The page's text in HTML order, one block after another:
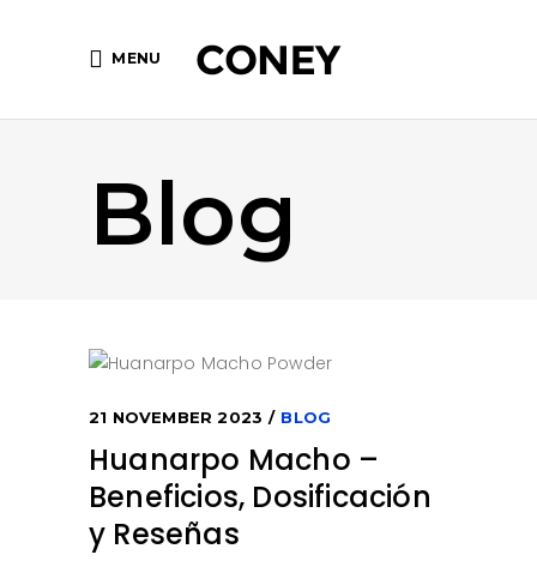
MENU
Blog
21 NOVEMBER 2023 BLOG
Huanarpo Macho –
Beneficios, Dosificación
y Reseñas